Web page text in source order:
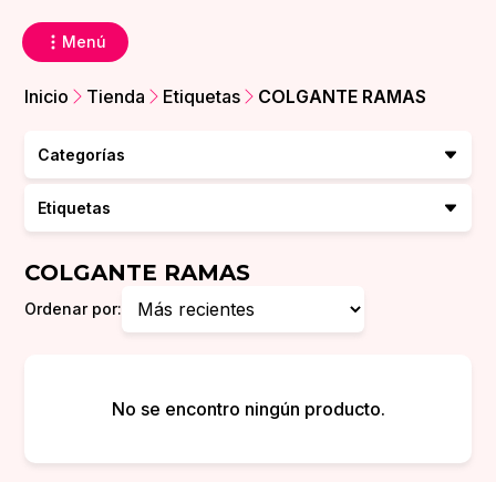
Menú
Inicio Tienda Etiquetas COLGANTE RAMAS
Categorías
Etiquetas
COLGANTE RAMAS
Ordenar por:
No se encontro ningún producto.